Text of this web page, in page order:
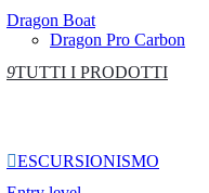
Dragon Boat
Dragon Pro Carbon
9TUTTI I PRODOTTI
ESCURSIONISMO